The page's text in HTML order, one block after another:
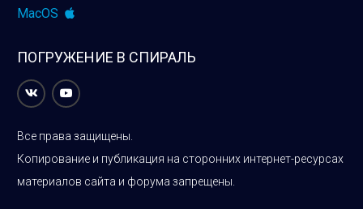
MacOS
ПОГРУЖЕНИЕ В СПИРАЛЬ
Все права защищены.
Копирование и публикация на сторонних интернет-ресурсах
материалов сайта и форума запрещены.